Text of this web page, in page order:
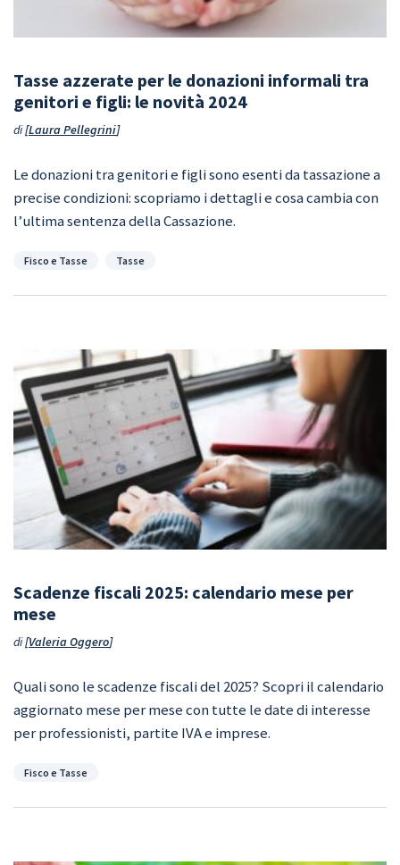
Tasse azzerate per le donazioni informali tra
genitori e figli: le novità 2024
di Laura Pellegrini
Le donazioni tra genitori e figli sono esenti da tassazione a
precise condizioni: scopriamo i dettagli e cosa cambia con
l’ultima sentenza della Cassazione.
Categorie
Fisco e Tasse Tasse
Scadenze fiscali 2025: calendario mese per
mese
di Valeria Oggero
Quali sono le scadenze fiscali del 2025? Scopri il calendario
aggiornato mese per mese con tutte le date di interesse
per professionisti, partite IVA e imprese.
Categorie
Fisco e Tasse